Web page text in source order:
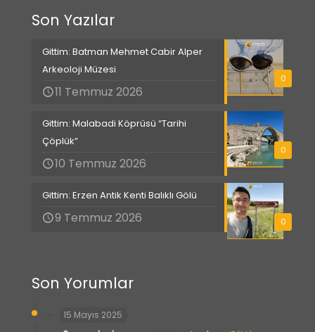
Son Yazılar
0
Gittim: Batman Mehmet Cabir Alper
Arkeoloji Müzesi
11 Temmuz 2026
0
Gittim: Malabadi Köprüsü “Tarihi
Çöplük”
10 Temmuz 2026
0
Gittim: Erzen Antik Kenti Balıklı Gölü
9 Temmuz 2026
Son Yorumlar
15 Mayıs 2025